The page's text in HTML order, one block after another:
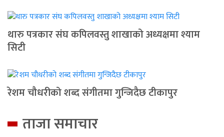
थारु पत्रकार संघ कपिलवस्तु शाखाको अध्यक्षमा श्याम
सिटी
रेशम चौधरीको शब्द संगीतमा गुन्जिदैछ टीकापुर
ताजा समाचार